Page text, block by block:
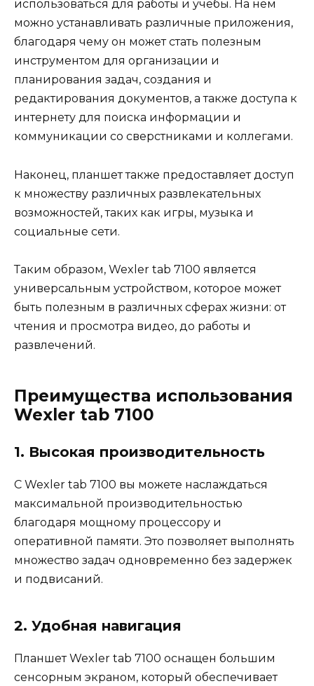
использоваться для работы и учебы. На нем
можно устанавливать различные приложения,
благодаря чему он может стать полезным
инструментом для организации и
планирования задач, создания и
редактирования документов, а также доступа к
интернету для поиска информации и
коммуникации со сверстниками и коллегами.
Наконец, планшет также предоставляет доступ
к множеству различных развлекательных
возможностей, таких как игры, музыка и
социальные сети.
Таким образом, Wexler tab 7100 является
универсальным устройством, которое может
быть полезным в различных сферах жизни: от
чтения и просмотра видео, до работы и
развлечений.
Преимущества использования
Wexler tab 7100
1. Высокая производительность
С Wexler tab 7100 вы можете наслаждаться
максимальной производительностью
благодаря мощному процессору и
оперативной памяти. Это позволяет выполнять
множество задач одновременно без задержек
и подвисаний.
2. Удобная навигация
Планшет Wexler tab 7100 оснащен большим
сенсорным экраном, который обеспечивает